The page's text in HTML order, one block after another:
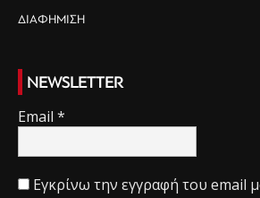
ΔΙΑΦΗΜΙΣΗ
NEWSLETTER
Email *
Εγκρίνω την εγγραφή του email